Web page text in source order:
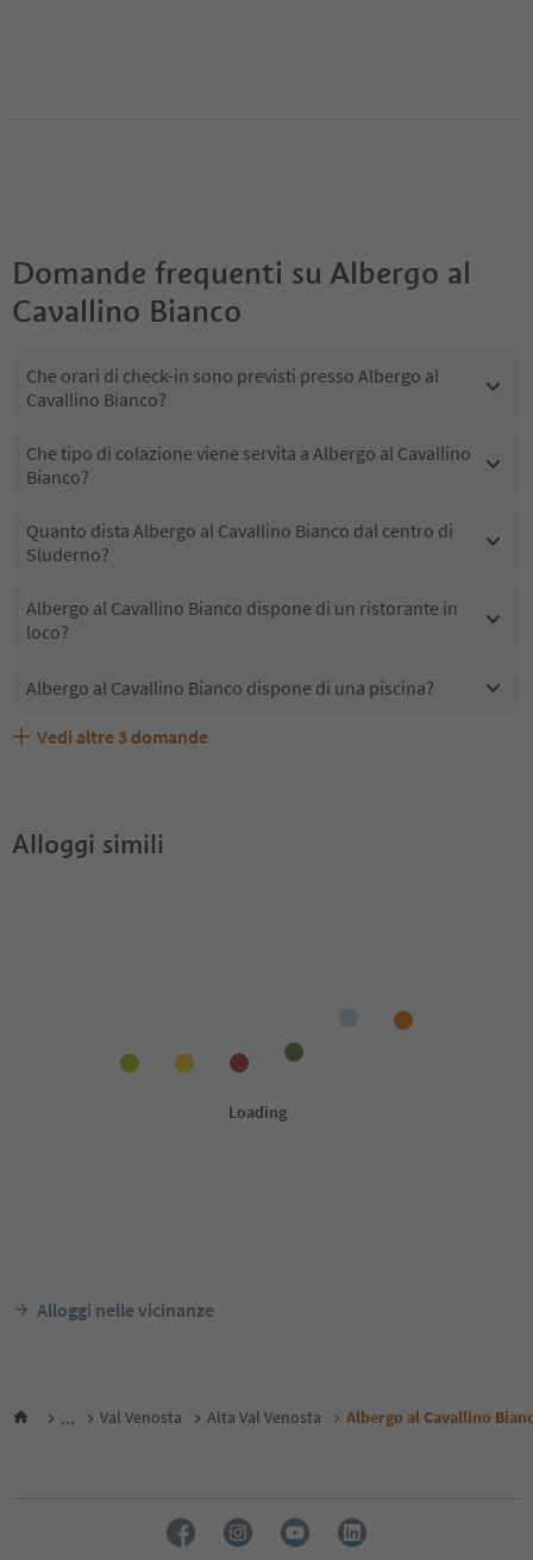
Domande frequenti su Albergo al
Cavallino Bianco
Che orari di check-in sono previsti presso Albergo al
Cavallino Bianco?
Che tipo di colazione viene servita a Albergo al Cavallino
Bianco?
Quanto dista Albergo al Cavallino Bianco dal centro di
Sluderno?
Albergo al Cavallino Bianco dispone di un ristorante in
loco?
Albergo al Cavallino Bianco dispone di una piscina?
Albergo al Cavallino Bianco accetta animali domestici?
Quali servizi/attività sono disponibili presso Albergo al
Gli ospiti di Albergo al Cavallino Bianco ricevono l'Alto
Vedi altre 3 domande
Alloggi simili
Alloggi nelle vicinanze
... Val Venosta Alta Val Venosta Albergo al Cavallino